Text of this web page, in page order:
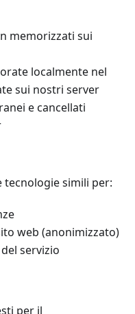
memorizzati sui
localmente nel
sui nostri server
e cancellati
tecnologie simili per:
web (anonimizzato)
servizio
per il